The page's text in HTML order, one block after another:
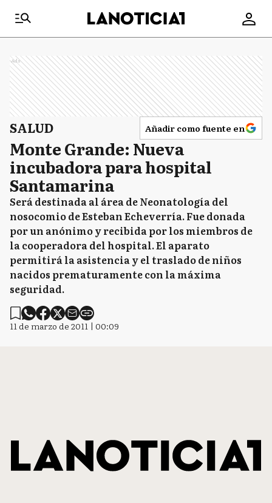
Ads
SALUD Añadir como fuente en
Monte Grande: Nueva
incubadora para hospital
Santamarina
Será destinada al área de Neonatología del
nosocomio de Esteban Echeverría. Fue donada
por un anónimo y recibida por los miembros de
la cooperadora del hospital. El aparato
permitirá la asistencia y el traslado de niños
nacidos prematuramente con la máxima
seguridad.
11 de marzo de 2011 | 00:09